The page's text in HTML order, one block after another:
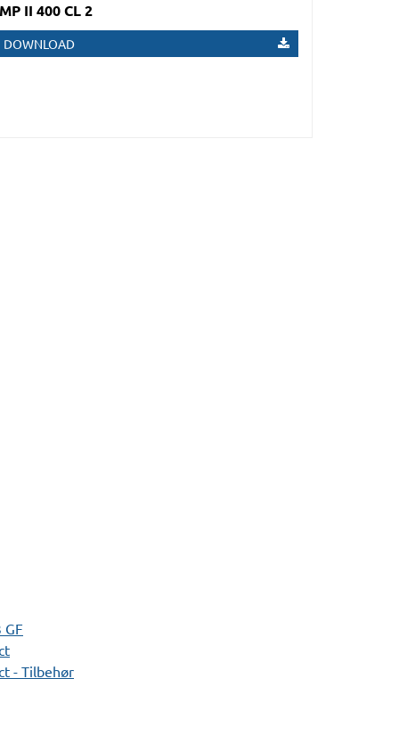
GF
- Tilbehør
II 400 CL 2
DOWNLOAD